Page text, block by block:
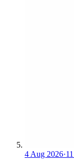
4 Aug 2026·